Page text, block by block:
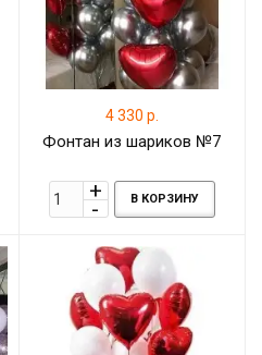
4 330 р.
Фонтан из шариков №7
В КОРЗИНУ